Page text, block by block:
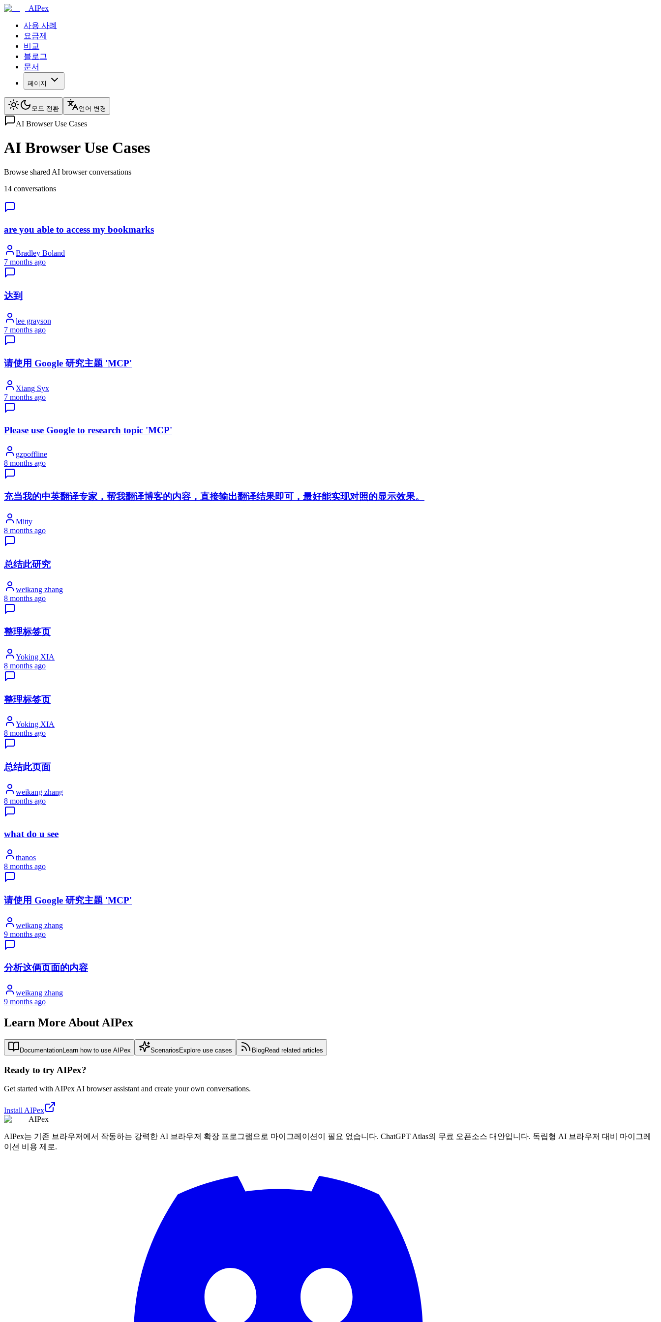
AIPex
사용 사례
요금제
비교
블로그
문서
페이지
모드 전환 언어 변경
AI Browser Use Cases
AI Browser Use Cases
Browse shared AI browser conversations
14 conversations
are you able to access my bookmarks
Bradley Boland
7 months ago
达到
lee grayson
7 months ago
请使用 Google 研究主题 'MCP'
Xiang Syx
7 months ago
Please use Google to research topic 'MCP'
gzpoffline
8 months ago
充当我的中英翻译专家，帮我翻译博客的内容，直接输出翻译结果即可，最好能实现对照的显示效果。
Mitty
8 months ago
总结此研究
weikang zhang
8 months ago
整理标签页
Yoking XIA
8 months ago
整理标签页
Yoking XIA
8 months ago
总结此页面
weikang zhang
8 months ago
what do u see
thanos
8 months ago
请使用 Google 研究主题 'MCP'
weikang zhang
9 months ago
分析这俩页面的内容
weikang zhang
9 months ago
Learn More About AIPex
Documentation Learn how to use AIPex Scenarios Explore use cases BlogRead related articles
Ready to try AIPex?
Get started with AIPex AI browser assistant and create your own conversations.
Install AIPex
AIPex
AIPex는 기존 브라우저에서 작동하는 강력한 AI 브라우저 확장 프로그램으로 마이그레이션이 필요 없습니다. ChatGPT Atlas의 무료 오픈소스 대안입니다. 독립형 AI 브라우저 대비 마이그레
이션 비용 제로.